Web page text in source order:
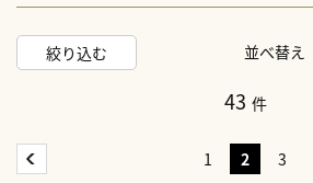
絞り込む 並べ替え
43 件
1 2 3